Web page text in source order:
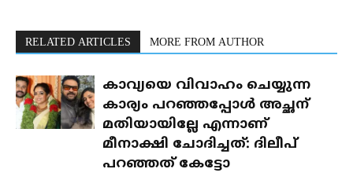
RELATED ARTICLES MORE FROM AUTHOR
കാവ്യയെ വിവാഹം ചെയ്യുന്ന
കാര്യം പറഞ്ഞപ്പോൾ അച്ഛന്
മതിയായില്ലേ എന്നാണ്
മീനാക്ഷി ചോദിച്ചത്: ദിലീപ്
പറഞ്ഞത് കേട്ടോ